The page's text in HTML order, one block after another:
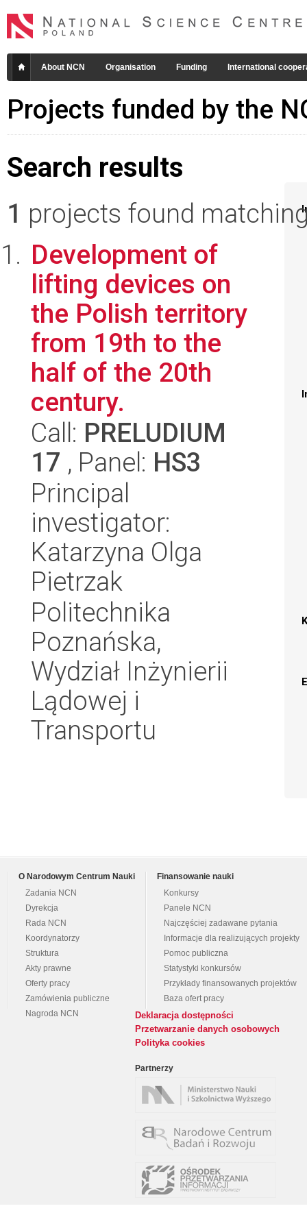
About NCN Organisation Funding International
Projects funded by the
Search results
1 projects found
Development of
lifting devices on
the Polish territory
from 19th to the
half of the 20th
century.
Call: PRELUDIUM
17 , Panel: HS3
Principal
investigator:
Katarzyna Olga
Pietrzak
Politechnika
Poznańska,
Wydział Inżynierii
Lądowej i
Transportu
O Narodowym Centrum Nauki
Zadania NCN
Dyrekcja
Rada NCN
Koordynatorzy
Struktura
Akty prawne
Oferty pracy
Zamówienia publiczne
Nagroda NCN
Finansowanie nauki
Konkursy
Panele NCN
Najczęściej zadawane pytania
Informacje dla realizujących projekty
Pomoc publiczna
Statystyki konkursów
Przykłady finansowanych projektów
Baza ofert pracy
Deklaracja dostępności
Przetwarzanie danych osobowych
Polityka cookies
Partnerzy